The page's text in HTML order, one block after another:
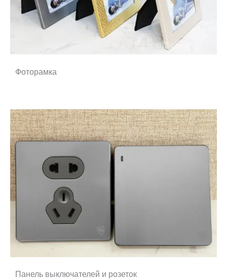
Фоторамка
Панель выключателей и розеток